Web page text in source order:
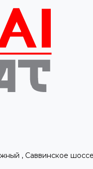
, Саввинское